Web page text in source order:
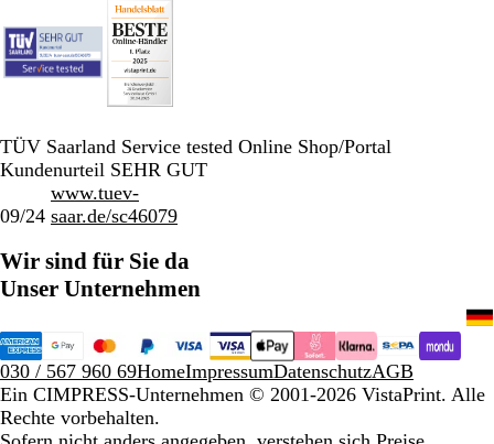
TÜV Saarland Service tested Online Shop/Portal
Kundenurteil SEHR GUT
09/24
www.tuev-
saar.de/sc46079
Wir sind für Sie da
Unser Unternehmen
030 / 567 960 69HomeImpressumDatenschutzAGB
Ein CIMPRESS-Unternehmen © 2001-2026 VistaPrint. Alle
Rechte vorbehalten.